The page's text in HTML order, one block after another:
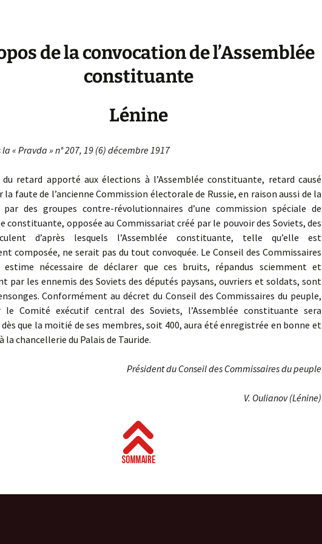
de la convocation de l’Assemblée
constituante
Lénine
« Pravda » n° 207, 19 (6) décembre 1917
retard apporté aux élections à l’Assemblée constituante, retard causé
faute de l’ancienne Commission électorale de Russie, en raison aussi de la
des groupes contre-révolutionnaires d’une commission spéciale de
constituante, opposée au Commissariat créé par le pouvoir des Soviets, des
d’après lesquels l’Assemblée constituante, telle qu’elle est
composée, ne serait pas du tout convoquée. Le Conseil des Commissaires
estime nécessaire de déclarer que ces bruits, répandus sciemment et
par les ennemis des Soviets des députés paysans, ouvriers et soldats, sont
Conformément au décret du Conseil des Commissaires du peuple,
Comité exécutif central des Soviets, l’Assemblée constituante sera
dès que la moitié de ses membres, soit 400, aura été enregistrée en bonne et
la chancellerie du Palais de Tauride.
Président du Conseil des Commissaires du peuple
V. Oulianov (Lénine)